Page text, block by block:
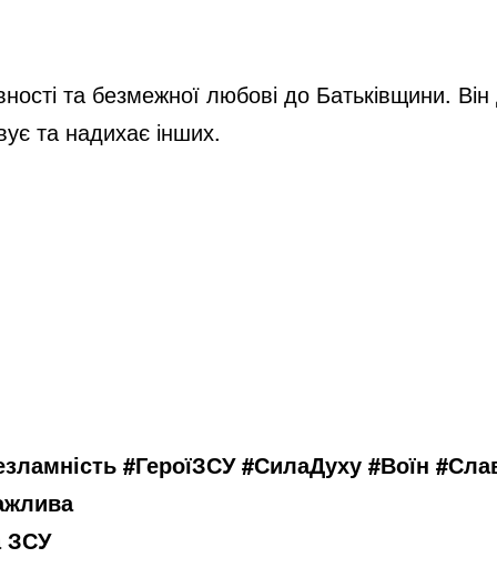
та безмежної любові до Батьківщини.
та надихає інших.
#ГероїЗСУ #СилаДуху #Воїн
ЗСУ